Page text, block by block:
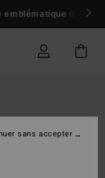
emblématique d'Andy
sans accepter